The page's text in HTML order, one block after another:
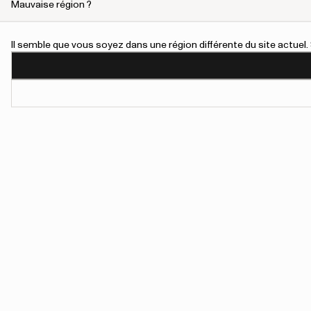
Mauvaise région ?
Il semble que vous soyez dans une région différente du site